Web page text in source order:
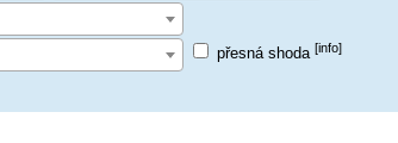
přesná shoda [info]